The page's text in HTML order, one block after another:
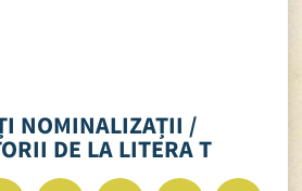
NOMINALIZAȚII /
DE LA LITERA T